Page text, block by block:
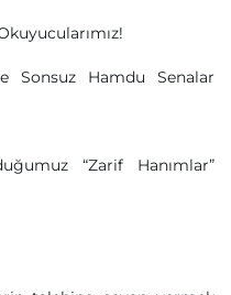
Sonsuz Hamdu Senalar
“Zarif Hanımlar”